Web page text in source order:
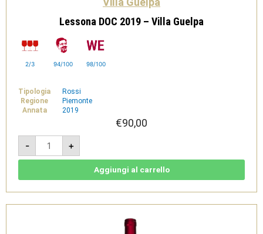
Lessona DOC 2019 – Villa Guelpa
2/3 94/100 98/100
Tipologia
Rossi
Regione
Piemonte
Annata
2019
€90,00
-
Lessona
DOC
2019
-
+
Aggiungi al carrello